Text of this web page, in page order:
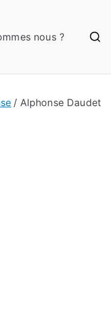
nous ?
Alphonse Daudet